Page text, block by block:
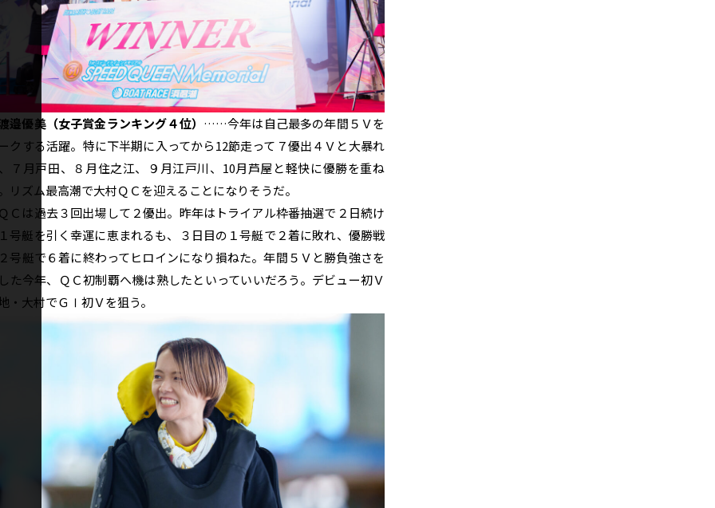
邉優美（女子賞金ランキング４位） ……今年は自己最多の年間５Ｖを
クする活躍。特に下半期に入ってから12節走って７優出４Ｖと大暴れ
７月戸田、８月住之江、９月江戸川、10月芦屋と軽快に優勝を重ね
リズム最高潮で大村ＱＣを迎えることになりそうだ。
は過去３回出場して２優出。昨年はトライアル枠番抽選で２日続け
号艇を引く幸運に恵まれるも、３日目の１号艇で２着に敗れ、優勝戦
号艇で６着に終わってヒロインになり損ねた。年間５Ｖと勝負強さを
た今年、ＱＣ初制覇へ機は熟したといっていいだろう。デビュー初Ｖ
・大村でＧⅠ初Ｖを狙う。